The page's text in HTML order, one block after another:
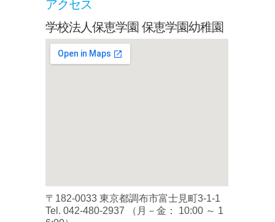
アクセス
学校法人保恵学園 保恵学園幼稚園
〒182-0033 東京都調布市富士見町3-1-1
Tel. 042-480-2937 （月－金： 10:00 ～ 1